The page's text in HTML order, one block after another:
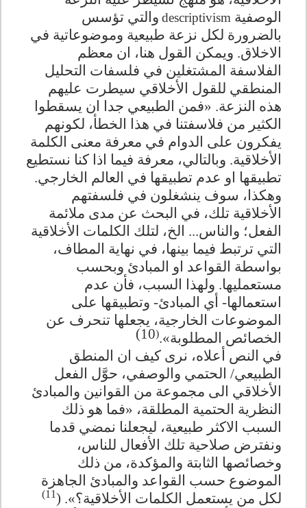
الوصفية descriptivism والتي تؤسس
بالضرورة لكل نزعة طبيعية وموضوعاتية في
الاخلاق. ويمكن القول هنا، ان معظم
الفلاسفة المشتغلين في فلسفات التحليل
المنطقي للقول الأخلاقي سيطرت عليهم
هذه النزعة. «فمن الطبيعي جدا ان يسقطوا
الكثير من فلاسفتنا في هذا الخطأ، لكونهم
يفكرون على الدوام في معرفة معنى الكلمة
الأخلاقية. وبالتالي، معرفة فيما اذا كنا نستطيع
تطبيقها او عدم تطبيقها في العالم الخارجي.
وهكذا، سوف ينشغلون في فلسفتهم
الأخلاقية تلك، في البحث عن مدى ملائمة
الفعل؛ والناس... الخ، لتلك الكلمات الأخلاقية
التي ترتبط فيما بينها، في نهاية المطاف،
بواسطة القواعد او المبادئ وبحسب
مستعمليها. ولهذا السبب، فأن عدم
استعمالها- أي المبادئ- وتطبيقها على
الموضوعات الخارجية، يجعلها تنحرف عن
الخصائص المطلوبة».(
10
)
في النص أعلاه، نرى كيف ان المنطق
الطبيعي/ الحتمي والوصفي، حوَّل الفعل
الأخلاقي الى مجموعة من القوانين والمبادئ
النظرية الحتمية المطلقة، «فما هو ذلك
السبب الاكثر طبيعية، ليجعلنا نمضي قدما
ونفترض صلاحية تلك الأفعال للناس،
وخصائصها الثابتة والمؤكدة، من ذلك
الموضوع حسب القواعد والمبادئ الجاهزة
لكل من يستعمل الكلمات الأخلاقية؟». (11)